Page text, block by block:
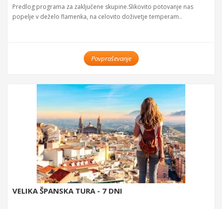
Predlog programa za zaključene skupine.Slikovito potovanje nas
popelje v deželo flamenka, na celovito doživetje temperam..
Povpraševanje
VELIKA ŠPANSKA TURA - 7 DNI